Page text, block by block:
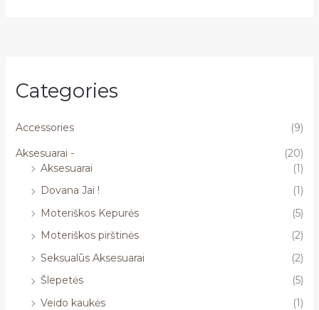
Categories
Accessories
(9)
Aksesuarai -
(20)
Aksesuarai
(1)
Dovana Jai !
(1)
Moteriškos Kepurės
(5)
Moteriškos pirštinės
(2)
Seksualūs Aksesuarai
(2)
Šlepetės
(5)
Veido kaukės
(1)